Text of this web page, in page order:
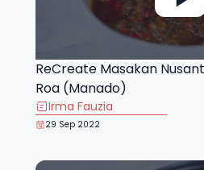
ReCreate Masakan
Roa (Manado)
Irma Fauzia
29 Sep 2022